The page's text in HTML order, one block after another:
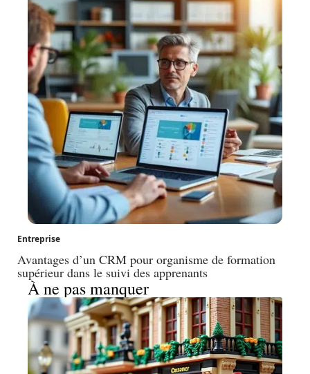
Entreprise
Avantages d’un CRM pour organisme de formation
supérieur dans le suivi des apprenants
À ne pas manquer